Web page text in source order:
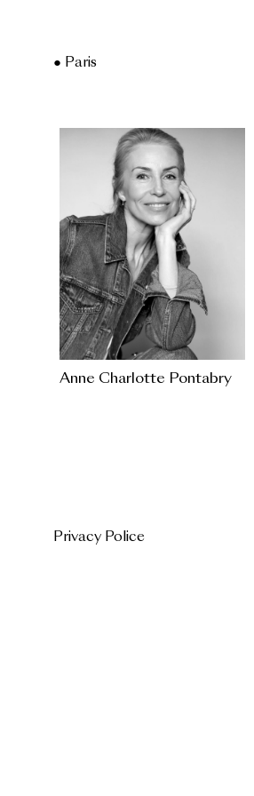
● Paris
Anne Charlotte Pontabry
Privacy Police